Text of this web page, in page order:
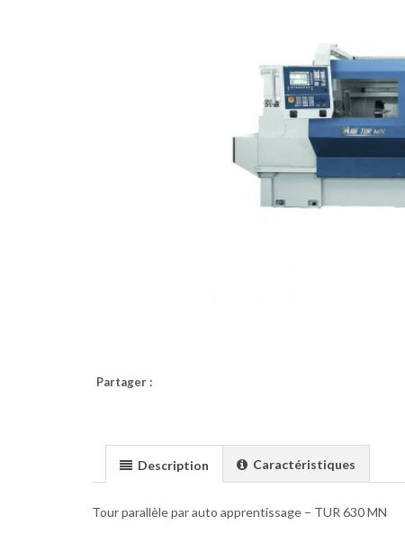
Partager :
Description Caractéristiques
Tour parallèle par auto apprentissage – TUR 630 MN